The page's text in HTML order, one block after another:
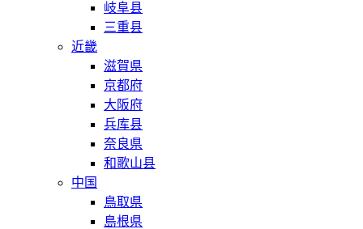
岐阜县
三重县
近畿
滋賀県
京都府
大阪府
兵库县
奈良県
和歌山县
中国
鳥取県
島根県